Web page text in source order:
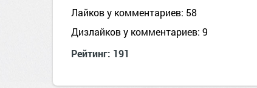
Лайков у комментариев: 58
Дизлайков у комментариев: 9
Рейтинг: 191